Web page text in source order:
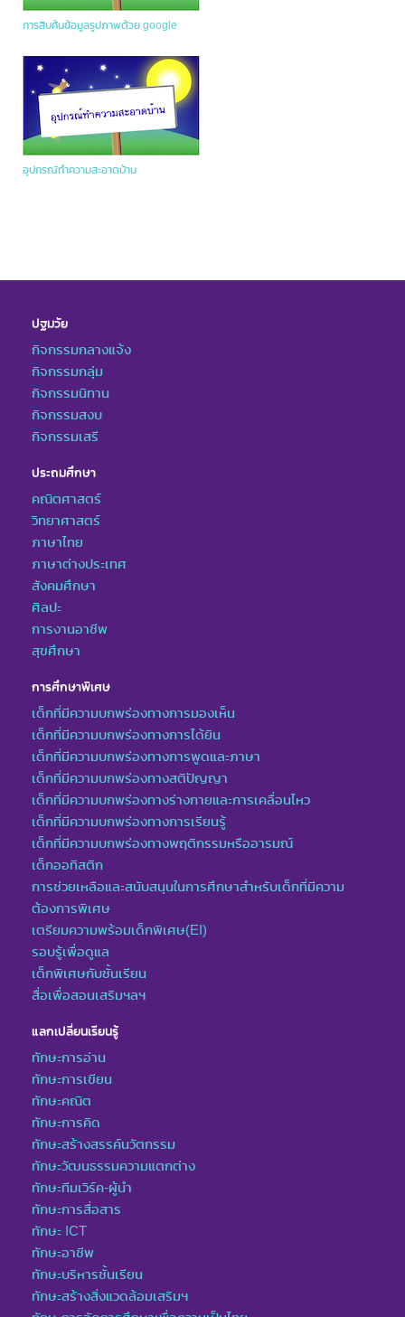
การสืบค้นข้อมูลรูปภาพด้วย google
อุปกรณ์ทำความสะอาดบ้าน
ปฐมวัย
กิจกรรมกลางแจ้ง
กิจกรรมกลุ่ม
กิจกรรมนิทาน
กิจกรรมสงบ
กิจกรรมเสรี
ประถมศึกษา
คณิตศาสตร์
วิทยาศาสตร์
ภาษาไทย
ภาษาต่างประเทศ
สังคมศึกษา
ศิลปะ
การงานอาชีพ
สุขศึกษา
การศึกษาพิเศษ
เด็กที่มีความบกพร่องทางการมองเห็น
เด็กที่มีความบกพร่องทางการได้ยิน
เด็กที่มีความบกพร่องทางการพูดและภาษา
เด็กที่มีความบกพร่องทางสติปัญญา
เด็กที่มีความบกพร่องทางร่างกายและการเคลื่อนไหว
เด็กที่มีความบกพร่องทางการเรียนรู้
เด็กที่มีความบกพร่องทางพฤติกรรมหรืออารมณ์
เด็กออทิสติก
การช่วยเหลือและสนับสนุนในการศึกษาสำหรับเด็กที่มีความ
ต้องการพิเศษ
เตรียมความพร้อมเด็กพิเศษ(EI)
รอบรู้เพื่อดูแล
เด็กพิเศษกับชั้นเรียน
สื่อเพื่อสอนเสริมฯลฯ
แลกเปลี่ยนเรียนรู้
ทักษะการอ่าน
ทักษะการเขียน
ทักษะคณิต
ทักษะการคิด
ทักษะสร้างสรรค์นวัตกรรม
ทักษะวัฒนธรรมความแตกต่าง
ทักษะทีมเวิร์ค-ผู้นำ
ทักษะการสื่อสาร
ทักษะ ICT
ทักษะอาชีพ
ทักษะบริหารชั้นเรียน
ทักษะสร้างสิ่งแวดล้อมเสริมฯ